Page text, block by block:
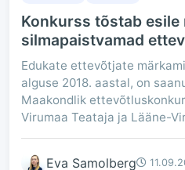
Konkurss tõstab esile
silmapaistvamad
Edukate ettevõtjate
alguse 2018. aastal, on
Maakondlik
Virumaa Teataja ja Lääne-
Eva Samolberg